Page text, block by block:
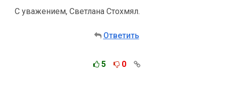
С уважением, Светлана Стохмял.
Ответить
5 0